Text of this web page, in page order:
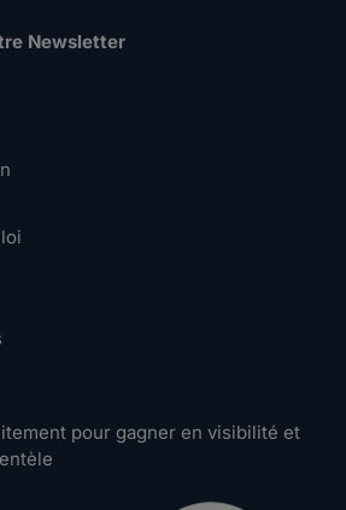
Newsletter
pour gagner en visibilité et